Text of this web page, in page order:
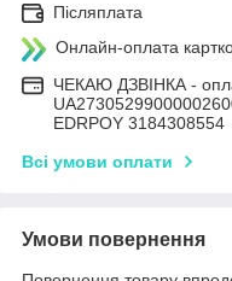
Післяплата
Онлайн-оплата
ЧЕКАЮ ДЗВІНКА -
EDRPOY 3184308554
Всі умови оплати
Умови повернення